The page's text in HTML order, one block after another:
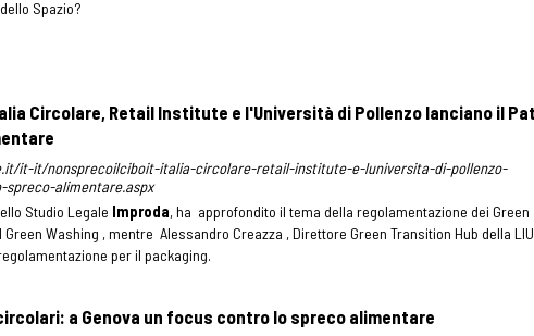
Spazio?
Circolare, Retail Institute e l'Università di Pollenzo lanciano il
it-it/nonsprecoilciboit-italia-circolare-retail-institute-e-luniversita-di-pollenzo-
alimentare.aspx
Studio Legale Improda, ha approfondito il tema della regolamentazione dei Green
Washing , mentre Alessandro Creazza , Direttore Green Transition Hub della
per il packaging.
a Genova un focus contro lo spreco alimentare